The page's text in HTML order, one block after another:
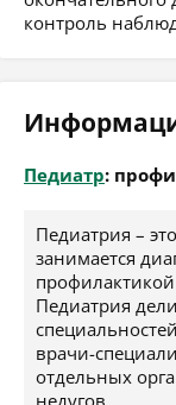
контроль
Педиатр:
Педиатрия –
занимается
Педиатрия
врачи-
отдельных
недугов.